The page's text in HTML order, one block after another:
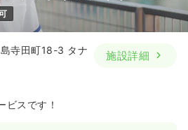
寺田町18-3 タナ
施設詳細
ビスです！